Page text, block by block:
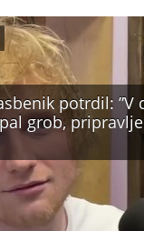
potrdil: ”V
grob,